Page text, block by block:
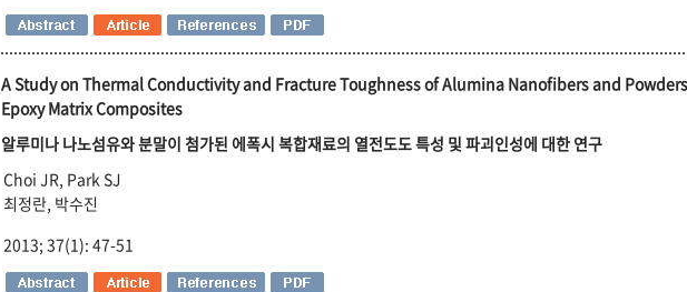
A Study on Thermal Conductivity and Fracture Toughness of Alumina Nanofibers and
Epoxy Matrix Composites
알루미나 나노섬유와 분말이 첨가된 에폭시 복합재료의 열전도도 특성 및 파괴인성에 대한 연구
Choi JR, Park SJ
최정란, 박수진
2013; 37(1): 47-51